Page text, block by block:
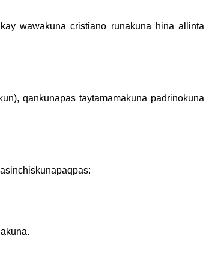
wawakuna cristiano runakuna hina allinta
qankunapas taytamamakuna padrinokuna